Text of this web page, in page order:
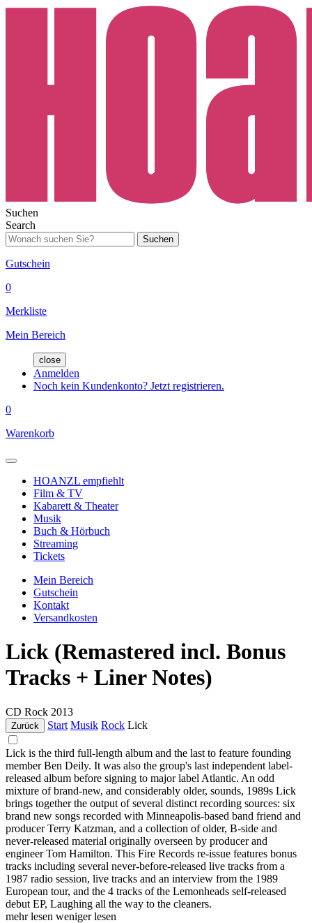
Suchen
Search
Suchen
Gutschein
0
Merkliste
Mein Bereich
close
Anmelden
Noch kein Kundenkonto? Jetzt registrieren.
0
Warenkorb
HOANZL empfiehlt
Film & TV
Kabarett & Theater
Musik
Buch & Hörbuch
Streaming
Tickets
Mein Bereich
Gutschein
Kontakt
Versandkosten
Lick (Remastered incl. Bonus
Tracks + Liner Notes)
CD Rock 2013
Zurück Start Musik Rock Lick
Lick is the third full-length album and the last to feature founding
member Ben Deily. It was also the group's last independent label-
released album before signing to major label Atlantic. An odd
mixture of brand-new, and considerably older, sounds, 1989s Lick
brings together the output of several distinct recording sources: six
brand new songs recorded with Minneapolis-based band friend and
producer Terry Katzman, and a collection of older, B-side and
never-released material originally overseen by producer and
engineer Tom Hamilton. This Fire Records re-issue features bonus
tracks including several never-before-released live tracks from a
1987 radio session, live tracks and an interview from the 1989
European tour, and the 4 tracks of the Lemonheads self-released
debut EP, Laughing all the way to the cleaners.
mehr lesen weniger lesen